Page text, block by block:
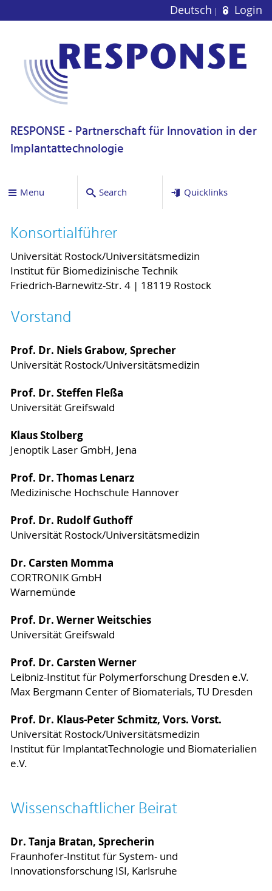
Deutsch Login
RESPONSE - Partnerschaft für Innovation in der
Implantattechnologie
Menu Search Quicklinks
Konsortialführer
Universität Rostock/Universitätsmedizin
Institut für Biomedizinische Technik
Friedrich-Barnewitz-Str. 4 | 18119 Rostock
Vorstand
Prof. Dr. Niels Grabow, Sprecher
Universität Rostock/Universitätsmedizin
Prof. Dr. Steffen Fleßa
Universität Greifswald
Klaus Stolberg
Jenoptik Laser GmbH, Jena
Prof. Dr. Thomas Lenarz
Medizinische Hochschule Hannover
Prof. Dr. Rudolf Guthoff
Universität Rostock/Universitätsmedizin
Dr. Carsten Momma
CORTRONIK GmbH
Warnemünde
Prof. Dr. Werner Weitschies
Universität Greifswald
Prof. Dr. Carsten Werner
Leibniz-Institut für Polymerforschung Dresden e.V.
Max Bergmann Center of Biomaterials, TU Dresden
Prof. Dr. Klaus-Peter Schmitz, Vors. Vorst.
Universität Rostock/Universitätsmedizin
Institut für ImplantatTechnologie und Biomaterialien
e.V.
Wissenschaftlicher Beirat
Dr. Tanja Bratan, Sprecherin
Fraunhofer-Institut für System- und
Innovationsforschung ISI, Karlsruhe